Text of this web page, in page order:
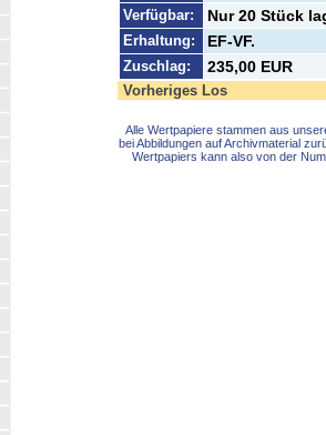
Verfügbar: Nur 20 Stück
Erhaltung: EF-VF.
Zuschlag: 235,00 EUR
Vorheriges Los
Alle Wertpapiere stammen aus
bei Abbildungen auf Archivmaterial
Wertpapiers kann also von der